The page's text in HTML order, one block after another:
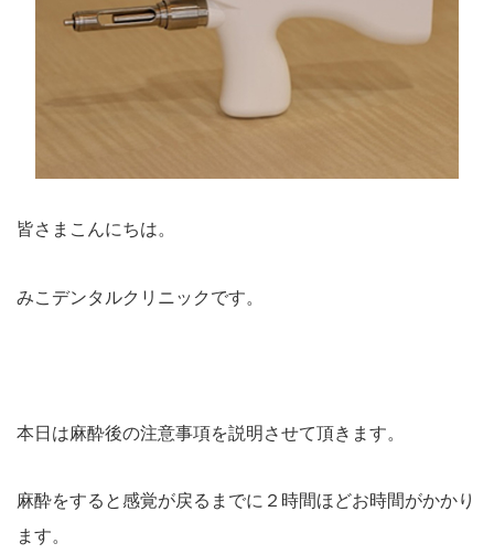
皆さまこんにちは。
みこデンタルクリニックです。
本日は麻酔後の注意事項を説明させて頂きます。
麻酔をすると感覚が戻るまでに２時間ほどお時間がかかり
ます。